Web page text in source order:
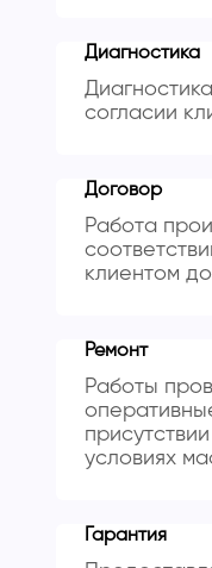
Диагностика
согласии
Договор
Работа
клиентом
Ремонт
Работы
условиях
Гарантия